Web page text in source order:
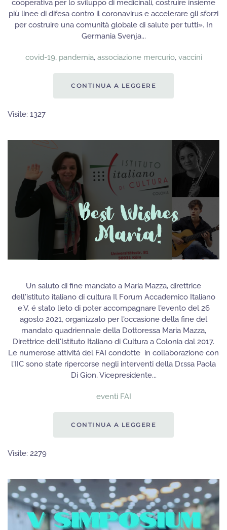
cooperativa per lo sviluppo di medicinali, costruire insieme
più linee di difesa contro il coronavirus e accelerare gli sforzi
per costruire una comunità globale di salute per tutti». In
Germania Svenja...
covid-19, pandemia, associazione mercurio, vaccini
CONTINUA A LEGGERE
Visite: 1327
Un saluto di fine mandato a Maria Mazza, direttrice
dell'istituto italiano di cultura Il Forum Accademico Italiano
e.V. é stato lieto di poter accompagnare l'evento del 26
agosto 2021, organizzato per l'occasione della fine del
mandato quadriennale della Dottoressa Maria Mazza,
Direttrice dell'Istituto Italiano di Cultura a Colonia dal 2017.
Le numerose attivitá del FAI condotte in collaborazione con
l'IIC sono state ripercorse negli interventi della Dr.ssa Paola
Di Gion, Vicepresidente...
eventi FAI
CONTINUA A LEGGERE
Visite: 2279